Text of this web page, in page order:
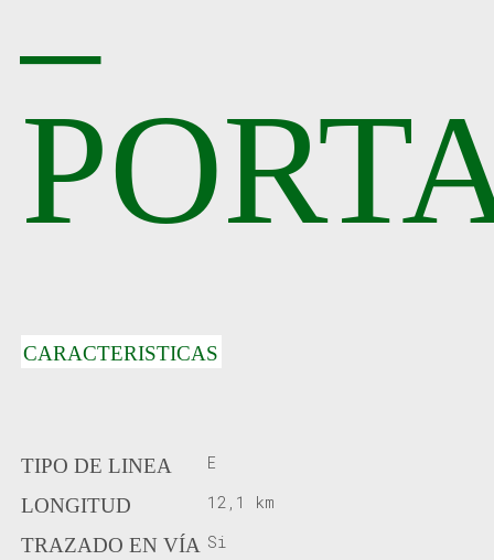
–
CARACTERISTICAS
TIPO DE LINEA E
LONGITUD 12,1 km
TRAZADO EN VÍA Si